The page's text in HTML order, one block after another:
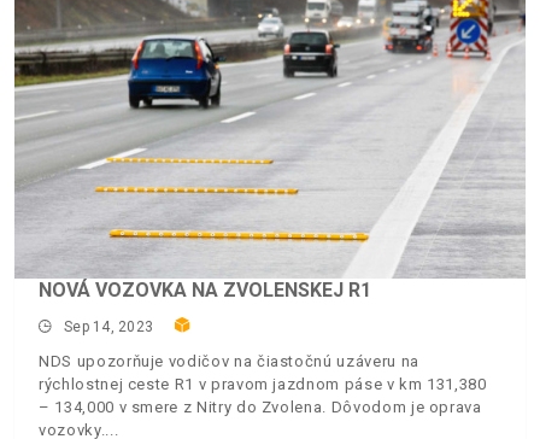
NOVÁ VOZOVKA NA ZVOLENSKEJ R1
Sep 14, 2023
NDS upozorňuje vodičov na čiastočnú uzáveru na
rýchlostnej ceste R1 v pravom jazdnom páse v km 131,380
– 134,000 v smere z Nitry do Zvolena. Dôvodom je oprava
vozovky.